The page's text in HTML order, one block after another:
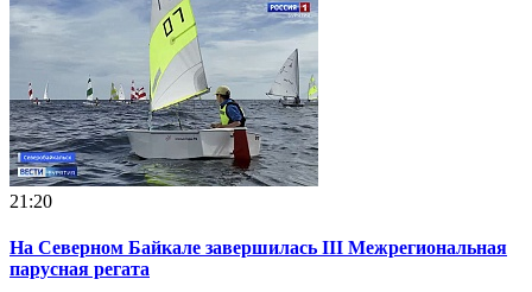
21:20
На Северном Байкале завершилась III Межрегиональная
парусная регата